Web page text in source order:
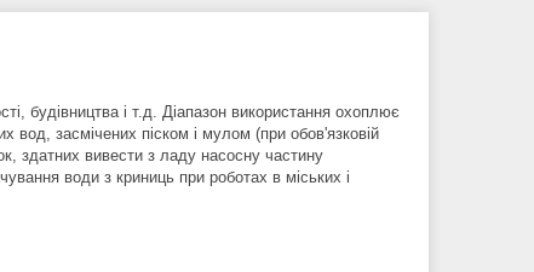
будівництва і т.д. Діапазон використання охоплює
вод, засмічених піском і мулом (при обов'язковій
здатних вивести з ладу насосну частину
води з криниць при роботах в міських і